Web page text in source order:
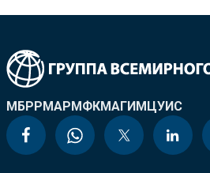
МБРРМАРМФКМАГИМЦУИС